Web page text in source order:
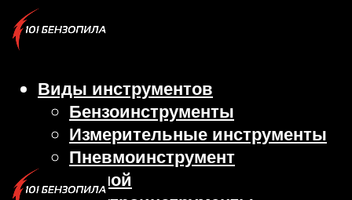
Виды инструментов
Бензоинструменты
Измерительные инструменты
Пневмоинструмент
Ручной